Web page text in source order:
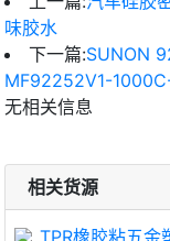
味胶水
下一篇:SUNON
MF92252V1-
无相关信息
相关货源